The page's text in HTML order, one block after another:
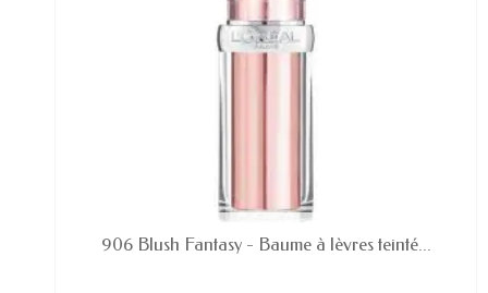
EN STOCK
906 Blush Fantasy - Baume à lèvres teinté...